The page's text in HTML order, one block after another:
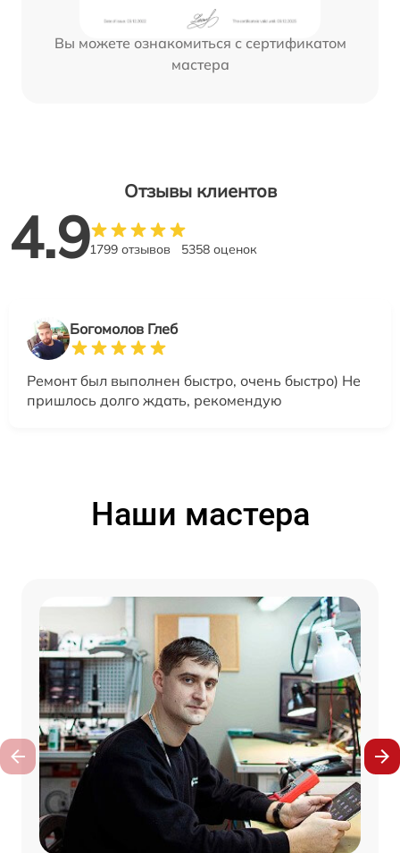
Вы можете ознакомиться с сертификатом
мастера
Отзывы клиентов
4.91799 отзывов 5358 оценок
Богомолов Глеб
Ремонт был выполнен быстро, очень быстро) Не
пришлось долго ждать, рекомендую
Наши мастера